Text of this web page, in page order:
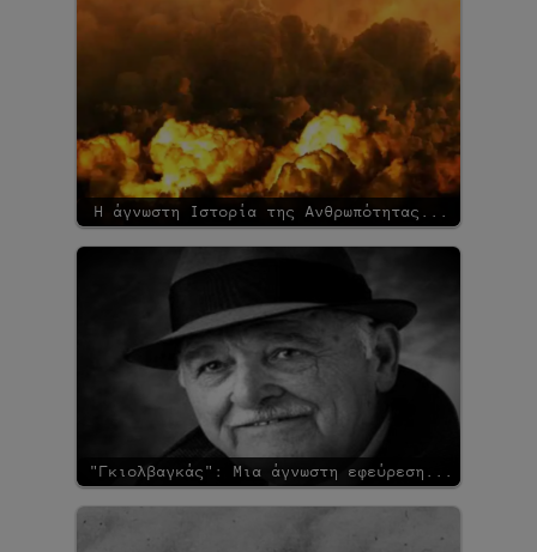
Η άγνωστη Ιστορία της Ανθρωπότητας...
"Γκιολβαγκάς": Μια άγνωστη εφεύρεση...